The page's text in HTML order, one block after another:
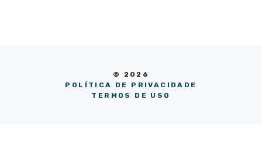
© 2026
POLÍTICA DE PRIVACIDADE
TERMOS DE USO